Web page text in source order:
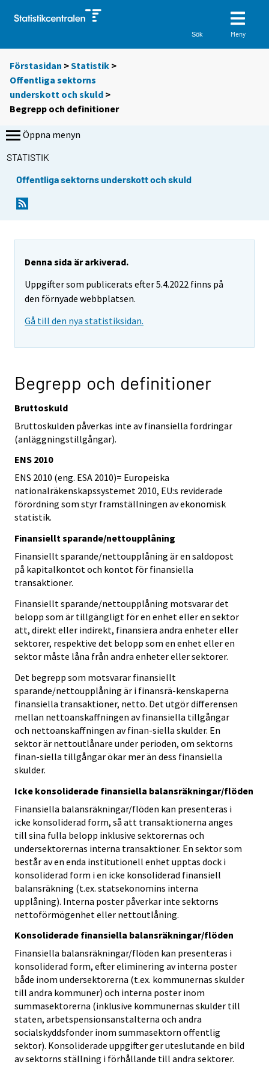
Sök Meny
Förstasidan >Statistik >
Offentliga sektorns
underskott och skuld >
Begrepp och definitioner
Öppna menyn
STATISTIK
Offentliga sektorns underskott och skuld
Denna sida är arkiverad.
Uppgifter som publicerats efter 5.4.2022 finns på
den förnyade webbplatsen.
Gå till den nya statistiksidan.
Begrepp och definitioner
Bruttoskuld
Bruttoskulden påverkas inte av finansiella fordringar
(anläggningstillgångar).
ENS 2010
ENS 2010 (eng. ESA 2010)= Europeiska
nationalräkenskapssystemet 2010, EU:s reviderade
förordning som styr framställningen av ekonomisk
statistik.
Finansiellt sparande/nettoupplåning
Finansiellt sparande/nettoupplåning är en saldopost
på kapitalkontot och kontot för finansiella
transaktioner.
Finansiellt sparande/nettoupplåning motsvarar det
belopp som är tillgängligt för en enhet eller en sektor
att, direkt eller indirekt, finansiera andra enheter eller
sektorer, respektive det belopp som en enhet eller en
sektor måste låna från andra enheter eller sektorer.
Det begrepp som motsvarar finansiellt
sparande/nettoupplåning är i finansrä-kenskaperna
finansiella transaktioner, netto. Det utgör differensen
mellan nettoanskaffningen av finansiella tillgångar
och nettoanskaffningen av finan-siella skulder. En
sektor är nettoutlånare under perioden, om sektorns
finan-siella tillgångar ökar mer än dess finansiella
skulder.
Icke konsoliderade finansiella balansräkningar/flöden
Finansiella balansräkningar/flöden kan presenteras i
icke konsoliderad form, så att transaktionerna anges
till sina fulla belopp inklusive sektorernas och
undersektorernas interna transaktioner. En sektor som
består av en enda institutionell enhet upptas dock i
konsoliderad form i en icke konsoliderad finansiell
balansräkning (t.ex. statsekonomins interna
upplåning). Interna poster påverkar inte sektorns
nettoförmögenhet eller nettoutlåning.
Konsoliderade finansiella balansräkningar/flöden
Finansiella balansräkningar/flöden kan presenteras i
konsoliderad form, efter eliminering av interna poster
både inom undersektorerna (t.ex. kommunernas skulder
till andra kommuner) och interna poster inom
summasektorerna (inklusive kommunernas skulder till
staten, arbetspensionsanstalterna och andra
socialskyddsfonder inom summasektorn offentlig
sektor). Konsoliderade uppgifter ger uteslutande en bild
av sektorns ställning i förhållande till andra sektorer.